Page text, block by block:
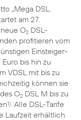
„Mega DSL.
am 27.
O2DSL-
profitieren vom
Einsteiger-
bis hin zu
VDSL mit bis zu
können sie
O2DSL M bis zu
1). Alle DSL-Tarife
Laufzeit erhältlich.